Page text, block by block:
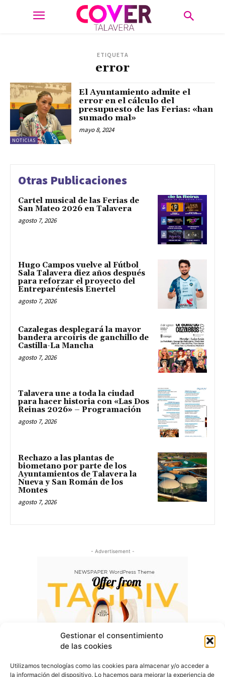
Gestionar el consentimiento
de las cookies
Utilizamos tecnologías como las cookies para almacenar y/o acceder a
la información del dispositivo. Lo hacemos para mejorar la experiencia de
ETIQUETA
error
NOTICIAS
El Ayuntamiento admite el
error en el cálculo del
presupuesto de las Ferias: «han
sumado mal»
mayo 8, 2024
Otras Publicaciones
Cartel musical de las Ferias de
San Mateo 2026 en Talavera
agosto 7, 2026
Hugo Campos vuelve al Fútbol
Sala Talavera diez años después
para reforzar el proyecto del
Entreparéntesis Enertel
agosto 7, 2026
Cazalegas desplegará la mayor
bandera arcoíris de ganchillo de
Castilla-La Mancha
agosto 7, 2026
Talavera une a toda la ciudad
para hacer historia con «Las Dos
Reinas 2026» – Programación
agosto 7, 2026
Rechazo a las plantas de
biometano por parte de los
Ayuntamientos de Talavera la
Nueva y San Román de los
Montes
agosto 7, 2026
- Advertisement -